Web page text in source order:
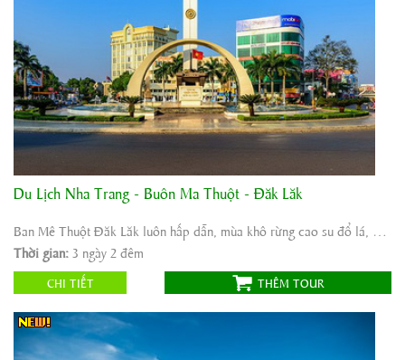
Khởi hành:
Nha Trang
Phương tiện:
ô tô
Giá tour: 1.900.000
Du Lịch Nha Trang - Buôn Ma Thuột - Đăk Lăk
Ban Mê Thuột Đăk Lăk luôn hấp dẫn, mùa khô rừng cao su đổ lá, mùa mưa với tiếng gầm ...
Thời gian:3 ngày 2 đêm
CHI TIẾT THÊM TOUR